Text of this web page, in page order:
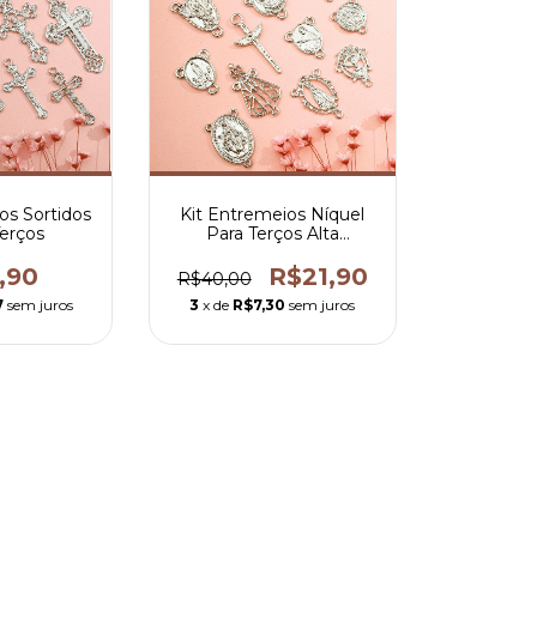
Sortidos
sem juros
Kit Entremeios Níquel
Para Terços Alta
R$40,00
R$21,90
3 x de R$7,30 sem juros